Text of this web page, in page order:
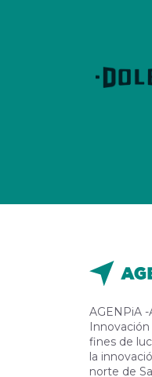
AGENPiA
fines de
la
norte de